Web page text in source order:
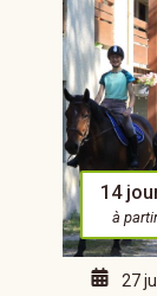
14
à
27